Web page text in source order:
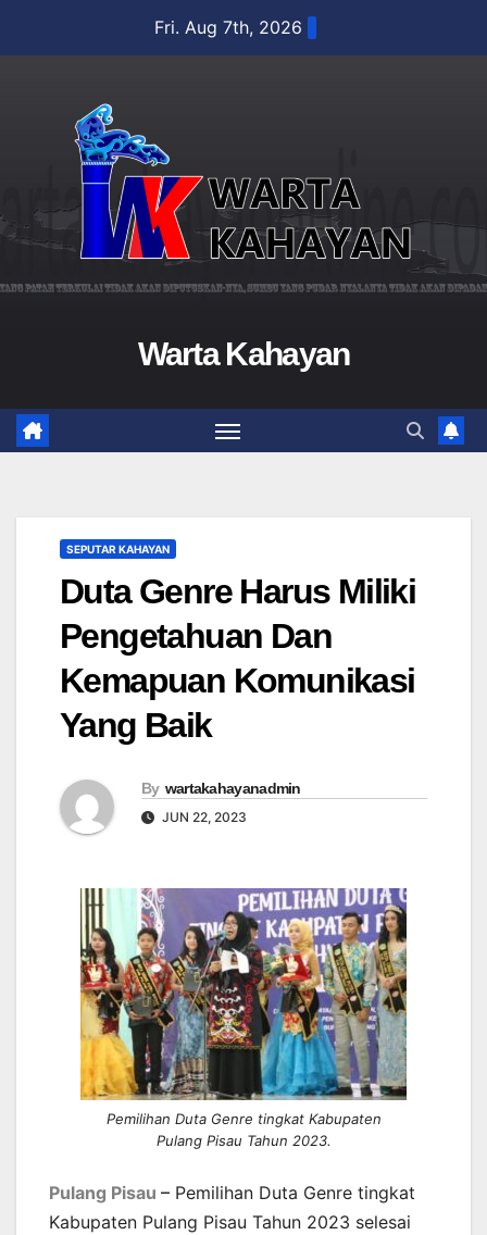
Fri. Aug 7th, 2026
Warta Kahayan
SEPUTAR KAHAYAN
Duta Genre Harus Miliki
Pengetahuan Dan
Kemapuan Komunikasi
Yang Baik
By wartakahayanadmin
JUN 22, 2023
Pemilihan Duta Genre tingkat Kabupaten
Pulang Pisau Tahun 2023.
Pulang Pisau – Pemilihan Duta Genre tingkat
Kabupaten Pulang Pisau Tahun 2023 selesai